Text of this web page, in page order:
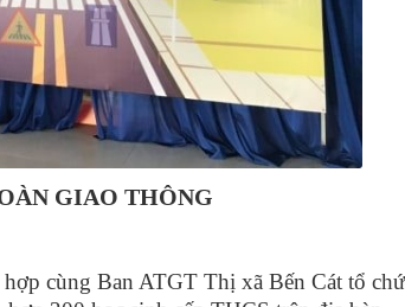
GIAO THÔNG
cùng Ban ATGT Thị xã Bến Cát tổ